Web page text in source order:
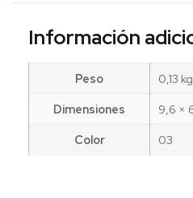
Información
Peso
0,13 kg
Dimensiones
9,6 ×
Color
03